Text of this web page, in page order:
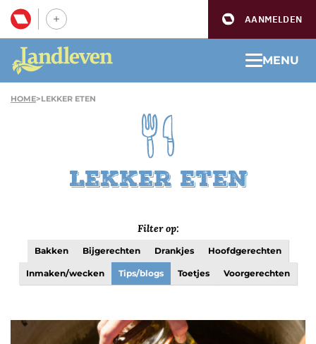
AANMELDEN
MENU
HOME>LEKKER ETEN
Lekker eten
Filter op:
Bakken Bijgerechten Drankjes Hoofdgerechten
Inmaken/wecken Tips/blogs Toetjes Voorgerechten